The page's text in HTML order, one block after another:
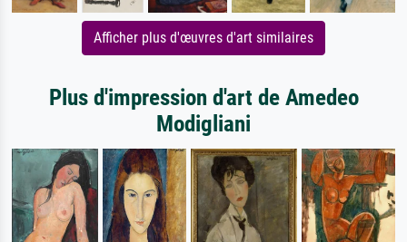
Afficher plus d'œuvres d'art similaires
Plus d'impression d'art de Amedeo
Modigliani